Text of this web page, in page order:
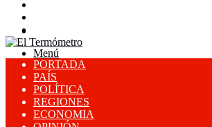
azar
lateral
Menú
por
PORTADA
PAÍS
POLÍTICA
REGIONES
ECONOMIA